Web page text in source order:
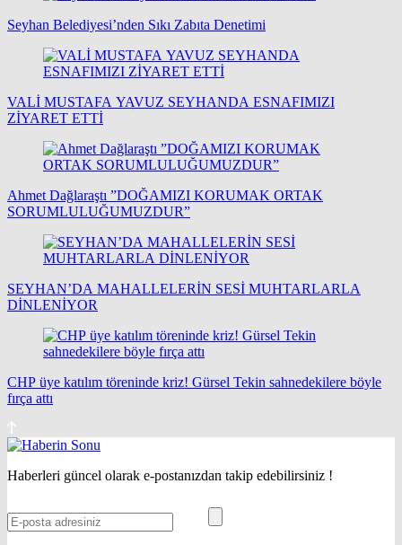
Seyhan Belediyesi’nden Sıkı Zabıta Denetimi
VALİ MUSTAFA YAVUZ SEYHANDA ESNAFIMIZI
ZİYARET ETTİ
Ahmet Dağlaraştı ”DOĞAMIZI KORUMAK ORTAK
SORUMLULUĞUMUZDUR”
SEYHAN’DA MAHALLELERİN SESİ MUHTARLARLA
DİNLENİYOR
CHP üye katılım töreninde kriz! Gürsel Tekin sahnedekilere böyle
fırça attı
Haberleri güncel olarak e-postanızdan takip edebilirsiniz !